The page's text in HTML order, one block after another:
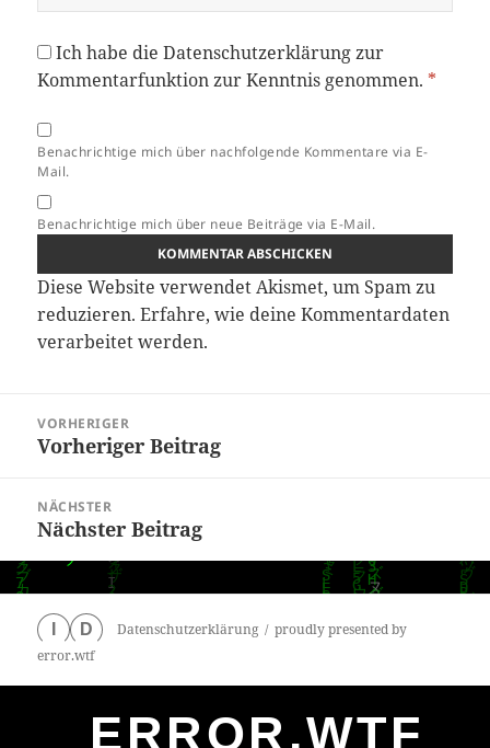
Ich habe dieDatenschutzerklärungzur
Kommentarfunktion zur Kenntnis genommen. *
Benachrichtige mich über nachfolgende Kommentare via E-
Mail.
Benachrichtige mich über neue Beiträge via E-Mail.
Diese Website verwendet Akismet, um Spam zu
reduzieren.Erfahre, wie deine Kommentardaten
verarbeitet werden.
VORHERIGER
Vorheriger
Vorheriger Beitrag
NÄCHSTER
Nächster
Beitrag:
Nächster Beitrag
D Datenschutzerklärung
proudly presented by
error.wtf
ERROR.WTF